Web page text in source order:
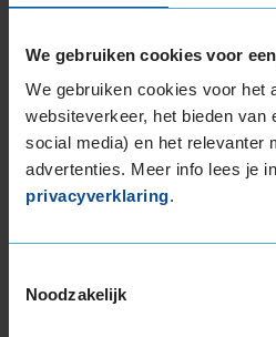
We gebruiken cookies voor
We gebruiken cookies voor het
websiteverkeer, het bieden van
social media) en het relevanter
advertenties. Meer info lees je
privacyverklaring.
Noodzakelijk
of
Beschikbare
17-inch banden
205/45R17 88W EXTRALOAD
205/50R17 89V
225/45R17 91W